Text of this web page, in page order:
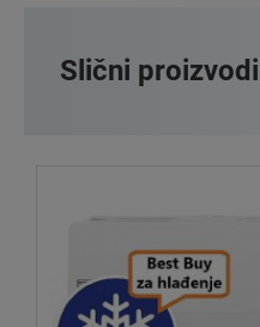
Slični proizvodi